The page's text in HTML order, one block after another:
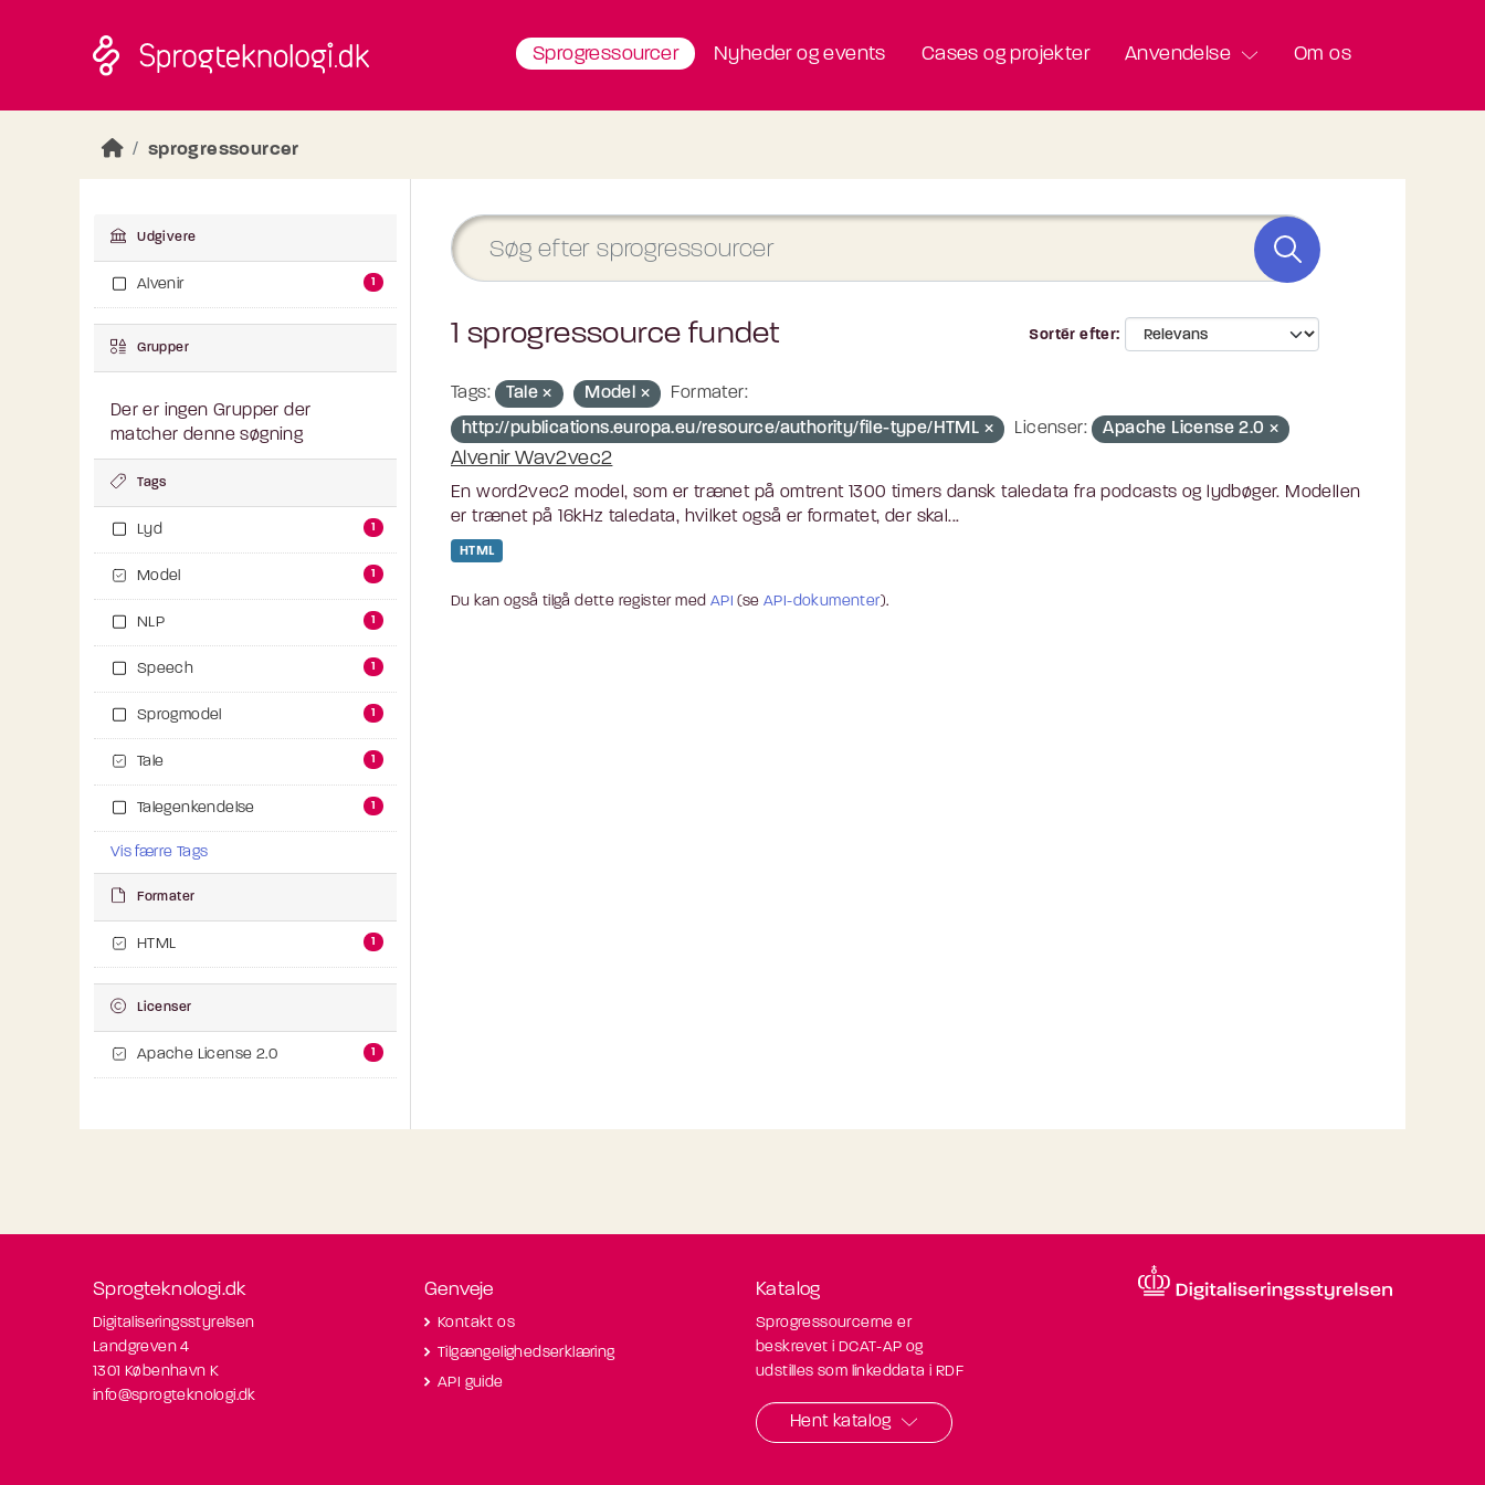
Sprogressourcer Nyheder og events Cases og projekter Anvendelse Om os
sprogressourcer
Udgivere
Alvenir 1
Grupper
Der er ingen Grupper der
matcher denne søgning
Tags
Lyd 1
Model 1
NLP 1
Speech 1
Sprogmodel 1
Tale 1
Talegenkendelse 1
Vis færre Tags
Formater
HTML 1
Licenser
Apache License 2.0 1
Sortér efter
1 sprogressource fundet
Tags: Tale Model
Formater:
http://publications.europa.eu/resource/authority/file-type/HTML
Licenser: Apache License 2.0
Alvenir Wav2vec2
En word2vec2 model, som er trænet på omtrent 1300 timers dansk taledata fra podcasts og lydbøger. Modellen
er trænet på 16kHz taledata, hvilket også er formatet, der skal...
HTML
Du kan også tilgå dette register med API (seAPI-dokumenter).
Sprogteknologi.dk
Digitaliseringsstyrelsen
Landgreven 4
1301 København K
info@sprogteknologi.dk
Genveje
Kontakt os
Tilgængelighedserklæring
API guide
Katalog
Sprogressourcerne er
beskrevet i DCAT-AP og
udstilles som linkeddata i RDF
Hent katalog